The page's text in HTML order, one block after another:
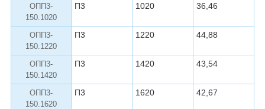
ОПП3-
150.1020
П3 1020 36,46
ОПП3-
150.1220
П3 1220 44,88
ОПП3-
150.1420
П3 1420 43,54
ОПП3-
150.1620
П3 1620 42,67